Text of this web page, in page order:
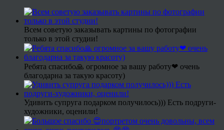
Всем советую заказывать картины по фотографии
только в этой студии!
Ребята спасибо🙏 огромное за вашу работу❤ очень
благодарна за такую красоту)
Удивить супруга подарком получилось))) Есть подруги-
художники, оценили!